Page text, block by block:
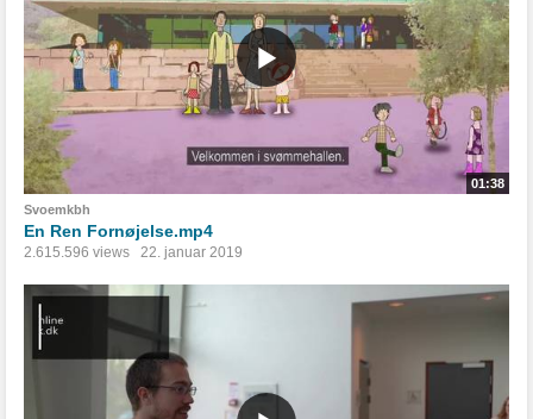
01:38
Svoemkbh
En Ren Fornøjelse.mp4
2.615.596 views 22. januar 2019